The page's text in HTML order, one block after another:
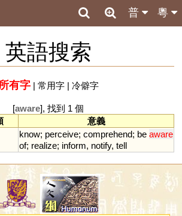
粵
普
英語搜索
所有字| 常用字| 冷僻字
[aware], 找到 1 個
意義
know; perceive; comprehend; be aware
of; realize; inform, notify, tell